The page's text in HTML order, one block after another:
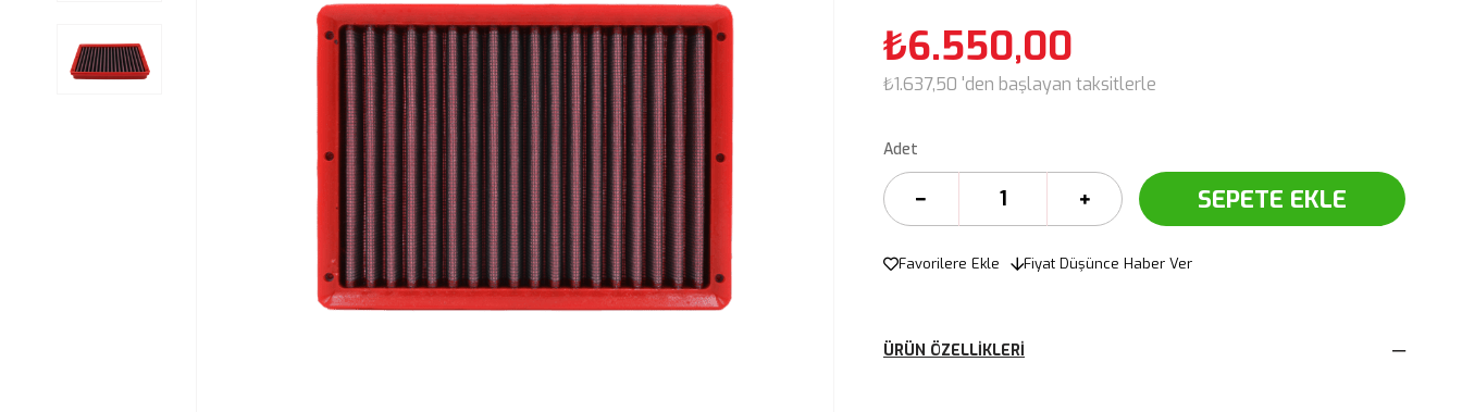
₺6.550,00
₺1.637,50 'den başlayan taksitlerle
Adet
Favorilere Ekle Fiyat Düşünce Haber Ver
ÜRÜN ÖZELLIKLERI